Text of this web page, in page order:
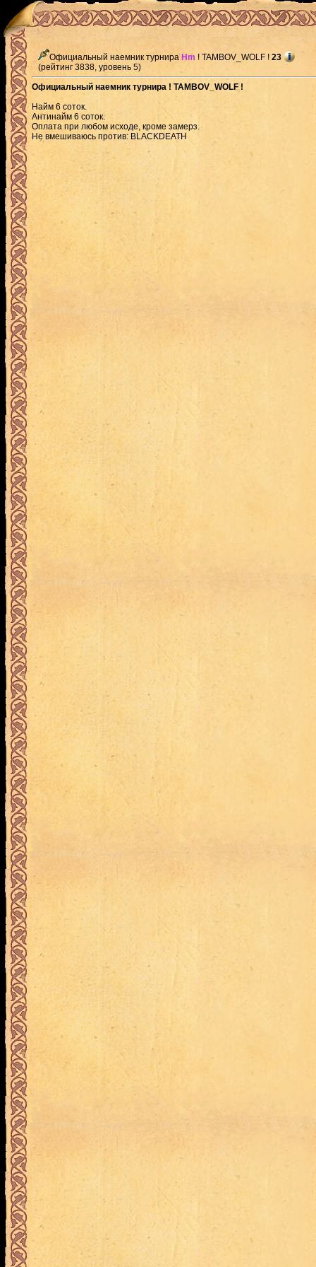
Официальный наемник турнира Hm ! TAMBOV_WOLF ! 23
(рейтинг 3838, уровень 5)
Официальный наемник турнира ! TAMBOV_WOLF !
Найм 6 соток.
Антинайм 6 соток.
Оплата при любом исходе, кроме замерз.
Не вмешиваюсь против: BLACKDEATH